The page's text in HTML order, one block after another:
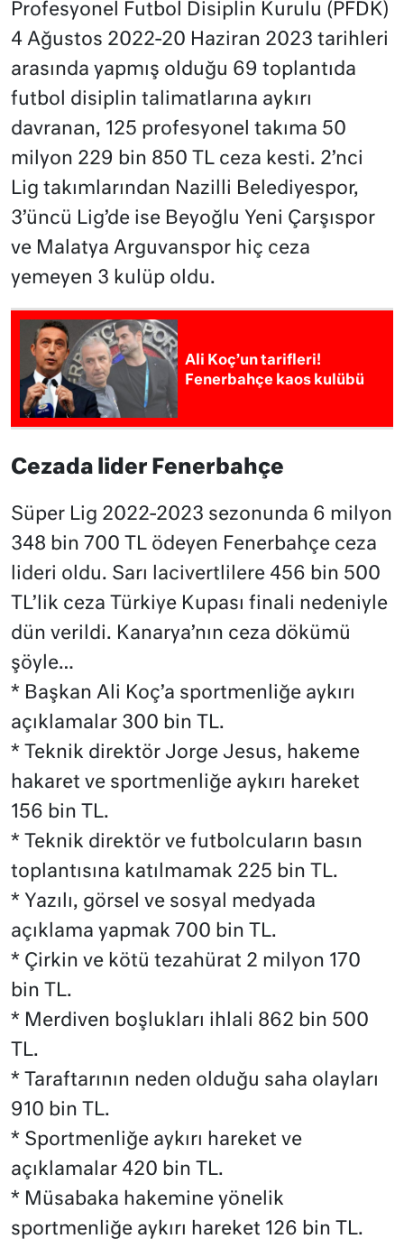
Profesyonel Futbol Disiplin Kurulu (PFDK)
4 Ağustos 2022-20 Haziran 2023 tarihleri
arasında yapmış olduğu 69 toplantıda
futbol disiplin talimatlarına aykırı
davranan, 125 profesyonel takıma 50
milyon 229 bin 850 TL ceza kesti. 2’nci
Lig takımlarından Nazilli Belediyespor,
3’üncü Lig’de ise Beyoğlu Yeni Çarşıspor
ve Malatya Arguvanspor hiç ceza
yemeyen 3 kulüp oldu.
Ali Koç’un tarifleri!
Fenerbahçe kaos kulübü
Cezada lider Fenerbahçe
Süper Lig 2022-2023 sezonunda 6 milyon
348 bin 700 TL ödeyen Fenerbahçe ceza
lideri oldu. Sarı lacivertlilere 456 bin 500
TL’lik ceza Türkiye Kupası finali nedeniyle
dün verildi. Kanarya’nın ceza dökümü
şöyle…
* Başkan Ali Koç’a sportmenliğe aykırı
açıklamalar 300 bin TL.
* Teknik direktör Jorge Jesus, hakeme
hakaret ve sportmenliğe aykırı hareket
156 bin TL.
* Teknik direktör ve futbolcuların basın
toplantısına katılmamak 225 bin TL.
* Yazılı, görsel ve sosyal medyada
açıklama yapmak 700 bin TL.
* Çirkin ve kötü tezahürat 2 milyon 170
bin TL.
* Merdiven boşlukları ihlali 862 bin 500
TL.
* Taraftarının neden olduğu saha olayları
910 bin TL.
* Sportmenliğe aykırı hareket ve
açıklamalar 420 bin TL.
* Müsabaka hakemine yönelik
sportmenliğe aykırı hareket 126 bin TL.